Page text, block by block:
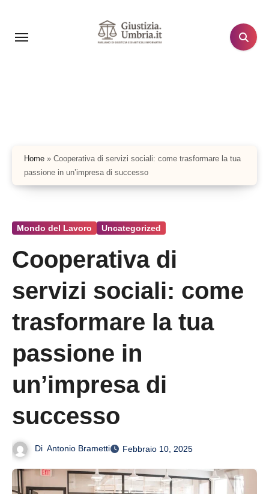
contenuto
Home » Cooperativa di servizi sociali: come trasformare la tua
passione in un’impresa di successo
Mondo del Lavoro Uncategorized
Cooperativa di
servizi sociali: come
trasformare la tua
passione in
un’impresa di
successo
Di Antonio Brametti Febbraio 10, 2025